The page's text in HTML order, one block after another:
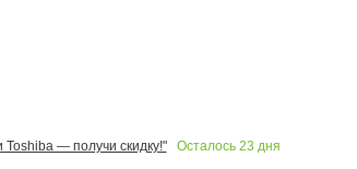
— получи скидку!" Осталось 23 дня